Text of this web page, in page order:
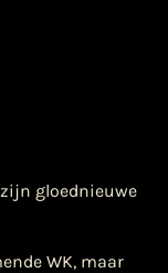
gloednieuwe
WK, maar